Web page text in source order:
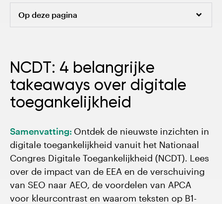
Op deze pagina
Een indrukwekkende line-up van sprekers
De belangrijkste takeaways van het NCDT
congres
Takeaway 1: De European Accessibility Act wordt
een gamechanger
Takeaway 2: Er komt een verschuiving van SEO
naar AEO
NCDT: 4 belangrijke
takeaways over digitale
toegankelijkheid
Samenvatting: Ontdek de nieuwste inzichten in
digitale toegankelijkheid vanuit het Nationaal
Congres Digitale Toegankelijkheid (NCDT). Lees
over de impact van de EEA en de verschuiving
van SEO naar AEO, de voordelen van APCA
voor kleurcontrast en waarom teksten op B1-